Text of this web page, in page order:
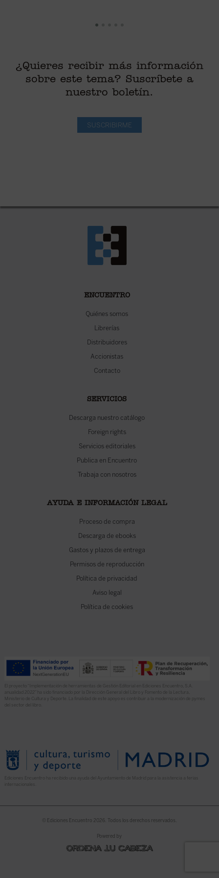
¿Quieres recibir más información
sobre este tema? Suscríbete a
nuestro boletín.
SUSCRIBIRME
ENCUENTRO
Quiénes somos
Librerías
Distribuidores
Accionistas
Contacto
SERVICIOS
Descarga nuestro catálogo
Foreign rights
Servicios editoriales
Publica en Encuentro
Trabaja con nosotros
AYUDA E INFORMACIÓN LEGAL
Proceso de compra
Descarga de ebooks
Gastos y plazos de entrega
Permisos de reproducción
Política de privacidad
Aviso legal
Política de cookies
El proyecto “Implementación de herramientas de Gestión Editorial en Ediciones Encuentro, S.A.
anualidad 2022” ha sido financiado por la Dirección General del Libro y Fomento de la Lectura,
Ministerio de Cultura y Deporte. La finalidad de este apoyo es contribuir a la modernización de pymes
del sector del libro.
Ediciones Encuentro ha recibido una ayuda del Ayuntamiento de Madrid para la asistencia a ferias
© Ediciones Encuentro 2026. Todos los derechos reservados.
Powered by